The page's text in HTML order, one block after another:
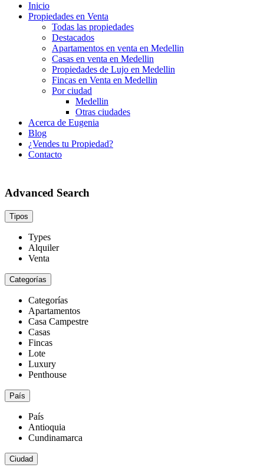
Inicio
Propiedades en Venta
Todas las propiedades
Destacados
Apartamentos en venta en Medellin
Casas en venta en Medellin
Propiedades de Lujo en Medellin
Fincas en Venta en Medellin
Por ciudad
Medellin
Otras ciudades
Acerca de Eugenia
Blog
¿Vendes tu Propiedad?
Contacto
Advanced Search
Tipos
Types
Alquiler
Venta
Categorías
Categorías
Apartamentos
Casa Campestre
Casas
Fincas
Lote
Luxury
Penthouse
País
País
Antioquia
Cundinamarca
Ciudad